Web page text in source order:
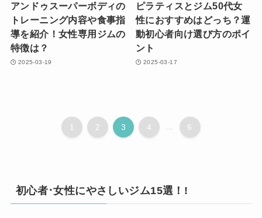
アンドゥスーパーボディの
トレーニング内容や食事指
導を紹介！女性専用ジムの
特徴は？
2025-03-19
ピラティスとジム50代女
性におすすめはどっち？運
動初心者向け選び方のポイ
ント
2025-03-17
1 2 3 4 6
初心者･女性にやさしいジム15選！!